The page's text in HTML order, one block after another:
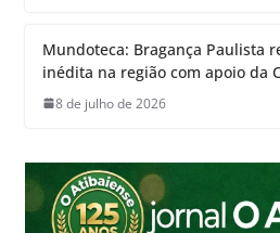
Mundoteca: Bragança Paulista
inédita na região com apoio da
8 de julho de 2026